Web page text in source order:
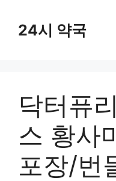
24시 약국
닥터퓨
스 황사
포장/번